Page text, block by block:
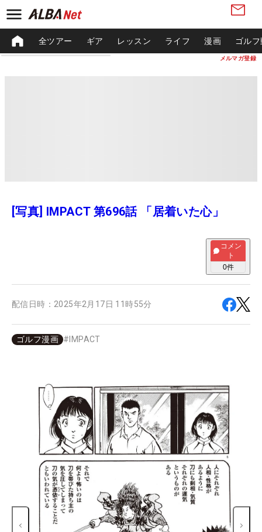
メルマガ登録
全ツアー ギア レッスン ライフ 漫画 ゴル
[写真] IMPACT 第696話 「居着いた心」
コメン
ト
0件
配信日時： 2025年2月17日 11時55分
ゴルフ漫画 # IMPACT